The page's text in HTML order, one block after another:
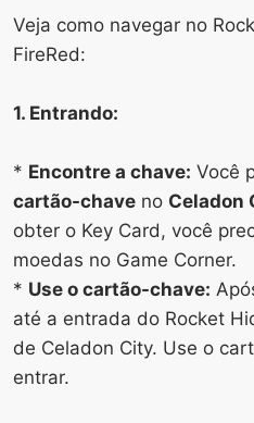
Veja como navegar no
FireRed:
1. Entrando:
* Encontre a chave: Você
cartão-chave no Celadon
obter o Key Card, você
moedas no Game Corner.
* Use o cartão-chave:
até a entrada do Rocket
de Celadon City. Use o
entrar.